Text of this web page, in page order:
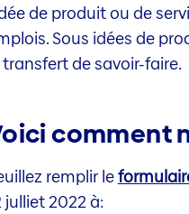
de produit ou de
Sous idées de
transfert de savoir-faire.
comment
remplir le
julliet 2022 à: